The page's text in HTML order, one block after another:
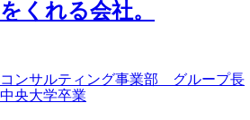
をくれる会社。
コンサルティング事業部 グループ長
中央大学卒業